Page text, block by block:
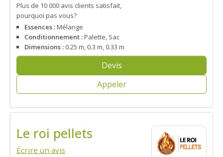
Plus de 10 000 avis clients satisfait,
pourquoi pas vous?
Essences :Mélange
Conditionnement :Palette, Sac
Dimensions : 0.25 m, 0.3 m, 0.33 m
Devis
Appeler
Le roi pellets
Écrire un avis